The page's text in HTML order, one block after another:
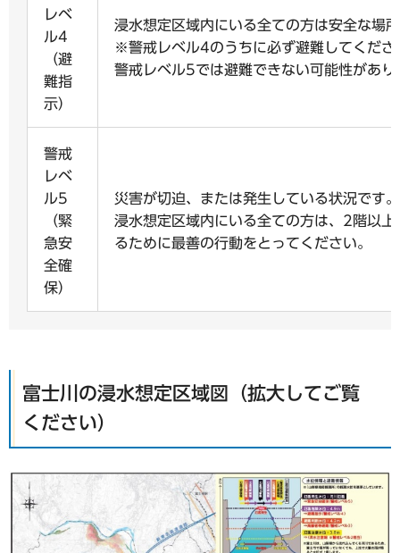
レベ
ル4
（避
難指
示）
浸水想定区域内にいる全ての方は安全な場
※警戒レベル4のうちに必ず避難してくださ
警戒レベル5では避難できない可能性があり
警戒
レベ
ル5
（緊
急安
全確
保）
災害が切迫、または発生している状況です。
浸水想定区域内にいる全ての方は、2階以
るために最善の行動をとってください。
富士川の浸水想定区域図（拡大してご覧
ください）